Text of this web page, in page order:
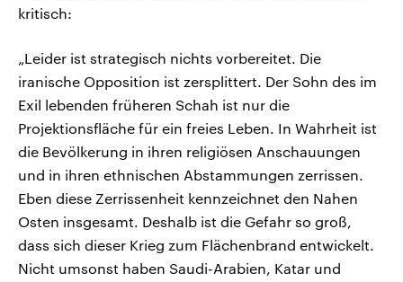
kritisch:
„Leider ist strategisch nichts vorbereitet. Die
iranische Opposition ist zersplittert. Der Sohn des im
Exil lebenden früheren Schah ist nur die
Projektionsfläche für ein freies Leben. In Wahrheit ist
die Bevölkerung in ihren religiösen Anschauungen
und in ihren ethnischen Abstammungen zerrissen.
Eben diese Zerrissenheit kennzeichnet den Nahen
Osten insgesamt. Deshalb ist die Gefahr so groß,
dass sich dieser Krieg zum Flächenbrand entwickelt.
Nicht umsonst haben Saudi-Arabien, Katar und